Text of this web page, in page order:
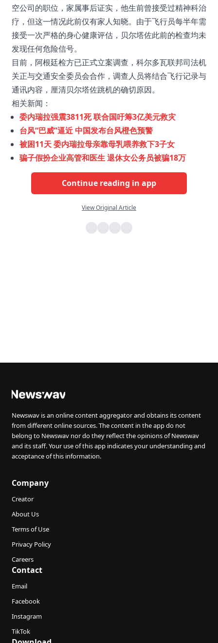
空公司的职位，家属事后证实，他生前曾接受过精神科治
疗，但这一情况此前仅有家人知晓。由于飞行员每半年需
接受一次严格的身心健康评估，贝尔塔佐此前的检查均未
发现任何危险信号。
目前，阿根廷检方已正式立案调查，科尔多瓦联邦司法机
关正与交通安全委员会合作，调查人员将结合飞行记录与
通讯内容，厘清贝尔塔佐跳机的确切原因。
相关新闻：
委内瑞拉强震3811死 联合国吁筹3亿美元救灾
台风“巴威”逼近 中国发布台风橙色预警
被困11天 委内瑞拉母亲靠母乳喂养救下3子女
骗子假扮企业高管和医生 退休女公务员被骗18万
Continue reading in app
View Original Article
Newswav is an online content aggregator and obtains its content
from different online sources. The content in the app do not
belong to Newswav nor do they reflect the opinions of Newswav
and its staff. Your use of this app indicates your understanding and
acceptance of this information.
Company
Creator
About Us
Terms of Use
Privacy Policy
Careers
Contact
Email
Facebook
Instagram
TikTok